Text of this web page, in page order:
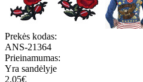
Prekės kodas:
ANS-21364
Prieinamumas:
Yra sandėlyje
2.05€